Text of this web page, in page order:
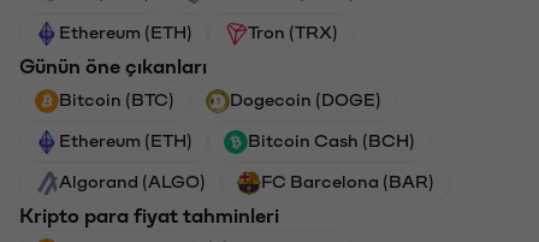
Ethereum (ETH) Tron (TRX)
Günün öne çıkanları
Bitcoin (BTC) Dogecoin (DOGE)
Ethereum (ETH) Bitcoin Cash (BCH)
Algorand (ALGO) FC Barcelona (BAR)
Kripto para fiyat tahminleri